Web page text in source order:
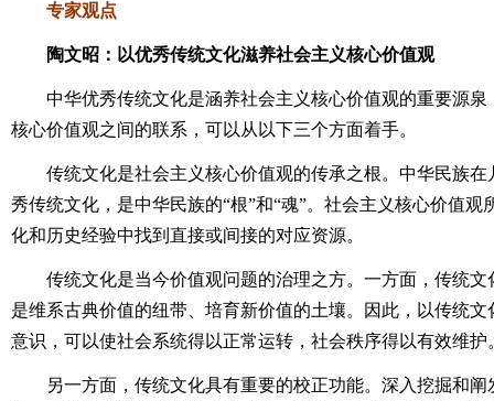
专家观点
陶文昭：以优秀传统文化滋养社会主义核心价值观
中华优秀传统文化是涵养社会主义核心价值观的重要源泉
核心价值观之间的联系，可以从以下三个方面着手。
传统文化是社会主义核心价值观的传承之根。中华民族在
秀传统文化，是中华民族的“根”和“魂”。社会主义核心价值
化和历史经验中找到直接或间接的对应资源。
传统文化是当今价值观问题的治理之方。一方面，传统文
是维系古典价值的纽带、培育新价值的土壤。因此，以传统
意识，可以使社会系统得以正常运转，社会秩序得以有效维护
另一方面，传统文化具有重要的校正功能。深入挖掘和阐